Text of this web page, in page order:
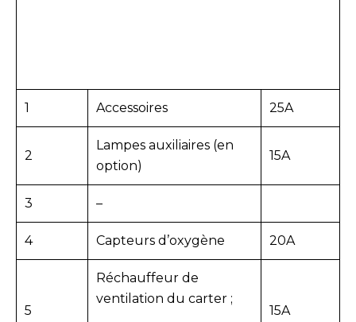
1 Accessoires 25A
2
Lampes auxiliaires (en
option)
15A
3 –
4 Capteurs d’oxygène 20A
5
Réchauffeur de
ventilation du carter ;
15A